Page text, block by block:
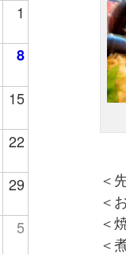
＜
＜
＜
＜
1
8
15
22
29
5